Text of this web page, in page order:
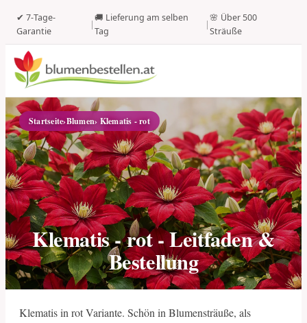
✔ 7-Tage-
Garantie
|
🚚 Lieferung am selben
Tag
|
🌸 Über 500
Sträuße
Startseite›Blumen› Klematis - rot
Klematis - rot - Leitfaden &
Bestellung
Klematis in rot Variante. Schön in Blumensträuße, als